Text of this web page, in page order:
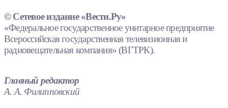
© Сетевое издание «Вести.Ру»
«Федеральное государственное унитарное предприятие
Всероссийская государственная телевизионная и
радиовещательная компания» (ВГТРК).
Главный редактор
А. А. Филипповский